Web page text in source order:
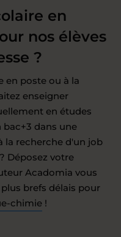
en
nos élèves
?
en poste ou à la
enseigner
en études
dans une
la recherche d'un job
Déposez votre
Acadomia vous
brefs délais pour
chimie !